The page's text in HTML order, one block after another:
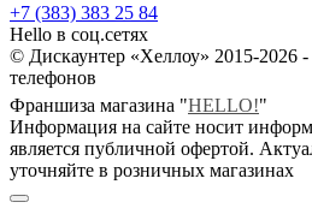
+7 (383) 383 25 84
Hello в соц.сетях
© Дискаунтер «Хеллоу» 2015-2026
телефонов
Франшиза магазина "HELLO!"
Информация на сайте носит
является публичной офертой.
уточняйте в розничных магазинах